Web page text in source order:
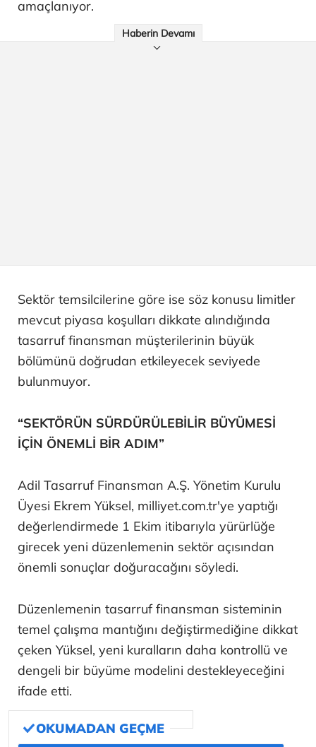
amaçlanıyor.
Haberin Devamı
Sektör temsilcilerine göre ise söz konusu limitler
mevcut piyasa koşulları dikkate alındığında
tasarruf finansman müşterilerinin büyük
bölümünü doğrudan etkileyecek seviyede
bulunmuyor.
“SEKTÖRÜN SÜRDÜRÜLEBİLİR BÜYÜMESİ
İÇİN ÖNEMLİ BİR ADIM”
Adil Tasarruf Finansman A.Ş. Yönetim Kurulu
Üyesi Ekrem Yüksel, milliyet.com.tr'ye yaptığı
değerlendirmede 1 Ekim itibarıyla yürürlüğe
girecek yeni düzenlemenin sektör açısından
önemli sonuçlar doğuracağını söyledi.
Düzenlemenin tasarruf finansman sisteminin
temel çalışma mantığını değiştirmediğine dikkat
çeken Yüksel, yeni kuralların daha kontrollü ve
dengeli bir büyüme modelini destekleyeceğini
ifade etti.